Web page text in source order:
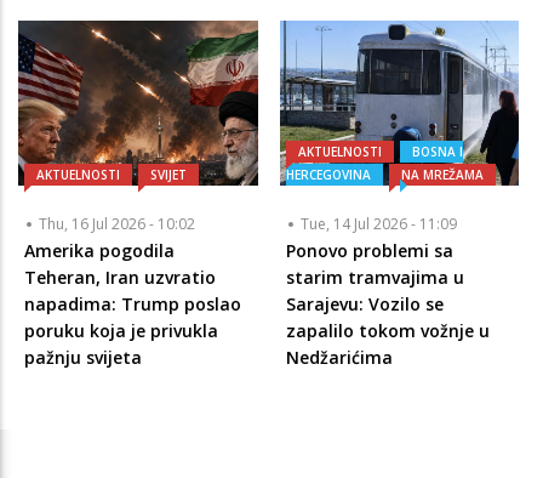
AKTUELNOSTI SVIJET
Thu, 16 Jul 2026 - 10:02
Amerika pogodila
Teheran, Iran uzvratio
napadima: Trump poslao
poruku koja je privukla
pažnju svijeta
AKTUELNOSTI
BOSNA I
HERCEGOVINA
NA MREŽAMA
Tue, 14 Jul 2026 - 11:09
Ponovo problemi sa
starim tramvajima u
Sarajevu: Vozilo se
zapalilo tokom vožnje u
Nedžarićima